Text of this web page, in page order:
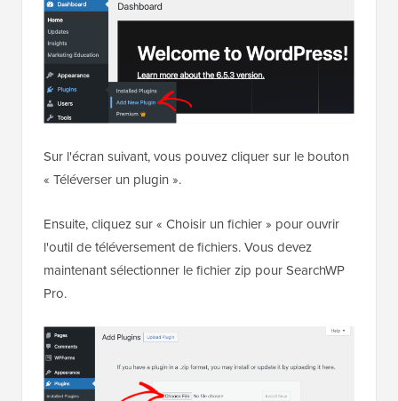
Sur l'écran suivant, vous pouvez cliquer sur le bouton
« Téléverser un plugin ».
Ensuite, cliquez sur « Choisir un fichier » pour ouvrir
l'outil de téléversement de fichiers. Vous devez
maintenant sélectionner le fichier zip pour SearchWP
Pro.